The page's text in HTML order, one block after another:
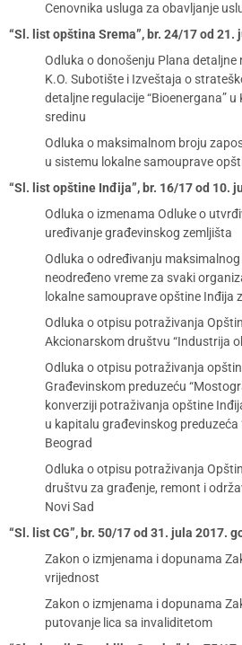
Cenovnika usluga za obavljanje
“Sl. list opština Srema”, br. 24/17 od 21.
Odluka o donošenju Plana detaljne
K.O. Subotište i Izveštaja o
detaljne regulacije “Bioenergana”
sredinu
Odluka o maksimalnom broju
u sistemu lokalne samouprave
“Sl. list opštine Inđija”, br. 16/17 od 10.
Odluka o izmenama Odluke o
uređivanje građevinskog zemljišta
Odluka o određivanju
neodređeno vreme za svaki
lokalne samouprave opštine Inđija
Odluka o otpisu potraživanja
Akcionarskom društvu “Industrija
Odluka o otpisu potraživanja
Građevinskom preduzeću
konverziji potraživanja opštine
u kapitalu građevinskog preduzeća
Beograd
Odluka o otpisu potraživanja
društvu za građenje, remont i
Novi Sad
“Sl. list CG”, br. 50/17 od 31. jula 2017.
Zakon o izmjenama i dopunama
vrijednost
Zakon o izmjenama i dopunama
putovanje lica sa invaliditetom